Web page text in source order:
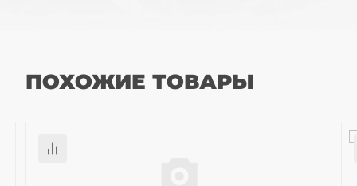
ПОХОЖИЕ ТОВАРЫ